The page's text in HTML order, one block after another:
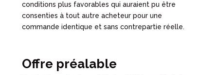
conditions plus favorables qui auraient pu être
consenties à tout autre acheteur pour une
commande identique et sans contrepartie réelle.
Offre préalable